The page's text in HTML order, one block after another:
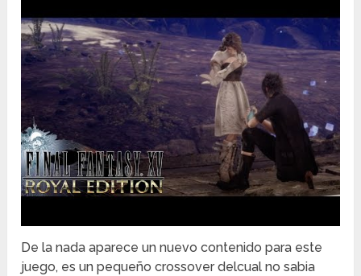
De la nada aparece un nuevo contenido para este
juego, es un pequeño crossover delcual no sabia